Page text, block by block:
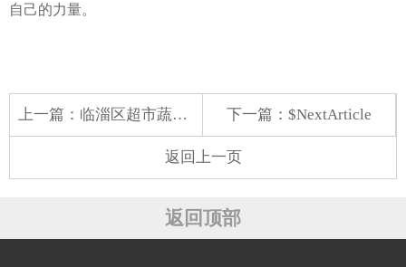
自己的力量。
上一篇： 临淄区超市蔬菜配送 下一篇：$NextArticle
返回上一页
返回顶部